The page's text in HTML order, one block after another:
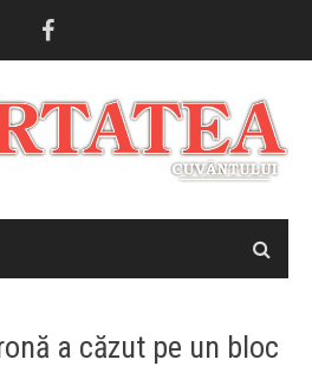
a căzut pe un bloc